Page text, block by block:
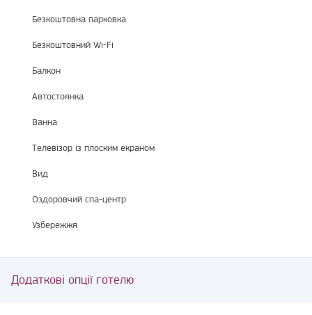
Безкоштовна парковка
Безкоштовний Wi-Fi
Балкон
Автостоянка
Ванна
Телевізор із плоским екраном
Вид
Оздоровчий спа-центр
Узбережжя
Додаткові опції готелю